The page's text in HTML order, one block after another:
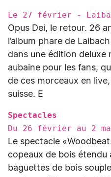
Le 27 février -
Opus Dei, le retour. 26
l’album phare de
dans une édition deluxe
aubaine pour les fans,
de ces morceaux en
suisse. E
Spectacles
Du 26 février au 2
Le spectacle
copeaux de bois étendu
baguettes de bois